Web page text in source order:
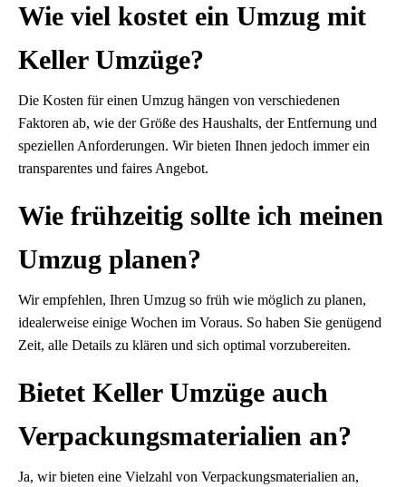
Wie viel kostet ein Umzug mit
Keller Umzüge?
Die Kosten für einen Umzug hängen von verschiedenen
Faktoren ab, wie der Größe des Haushalts, der Entfernung und
speziellen Anforderungen. Wir bieten Ihnen jedoch immer ein
transparentes und faires Angebot.
Wie frühzeitig sollte ich meinen
Umzug planen?
Wir empfehlen, Ihren Umzug so früh wie möglich zu planen,
idealerweise einige Wochen im Voraus. So haben Sie genügend
Zeit, alle Details zu klären und sich optimal vorzubereiten.
Bietet Keller Umzüge auch
Verpackungsmaterialien an?
Ja, wir bieten eine Vielzahl von Verpackungsmaterialien an,